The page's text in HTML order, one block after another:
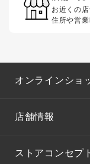
お近くの
住所や営
オンラインショ
店舗情報
ストアコンセプ